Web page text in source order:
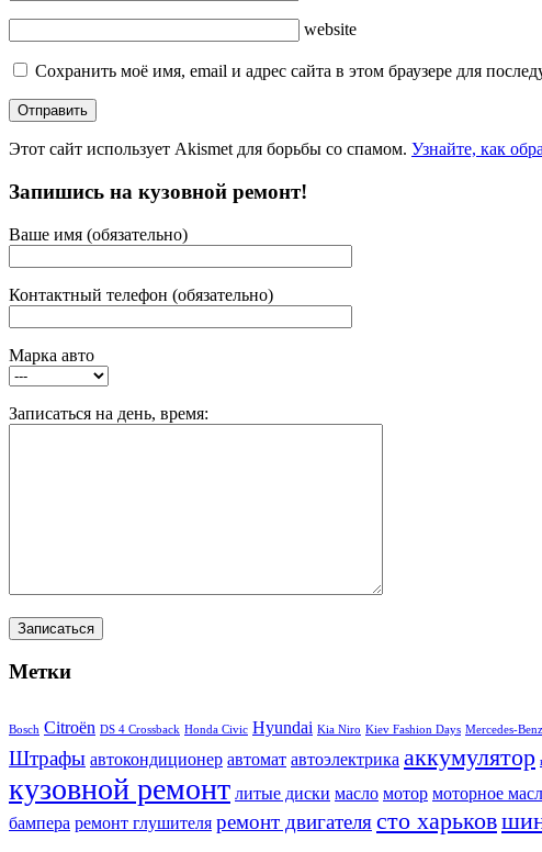
website
Сохранить моё имя, email и адрес сайта в этом браузере для
Этот сайт использует Akismet для борьбы со спамом. Узнайте, как
Запишись на кузовной ремонт!
Ваше имя (обязательно)
Контактный телефон (обязательно)
Марка авто
Записаться на день, время:
Метки
Bosch Citroën DS 4 Crossback Honda Civic Hyundai Kia Niro Kiev Fashion Days Mercedes-
Штрафы автокондиционер автомат автоэлектрика аккумулятор
кузовной ремонт литые диски масло мотор моторное
бампера ремонт глушителя ремонт двигателясто харьков